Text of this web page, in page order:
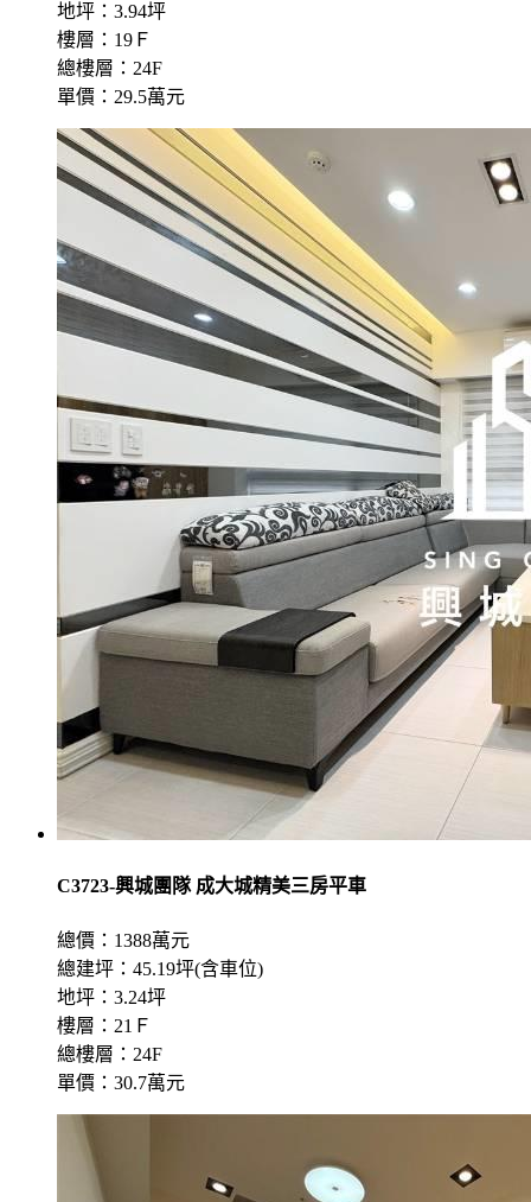
地坪：3.94坪
樓層：19Ｆ
總樓層：24F
單價：29.5萬元
C3723-興城團隊 成大城精美三房平車
總價：1388萬元
總建坪：45.19坪(含車位)
地坪：3.24坪
樓層：21Ｆ
總樓層：24F
單價：30.7萬元